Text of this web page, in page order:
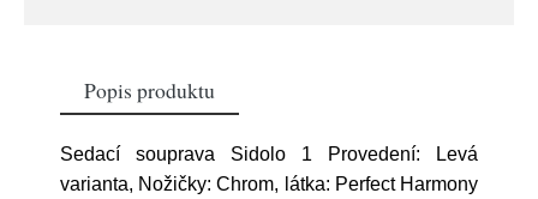
Popis produktu
Sedací souprava Sidolo 1 Provedení: Levá
varianta, Nožičky: Chrom, látka: Perfect Harmony